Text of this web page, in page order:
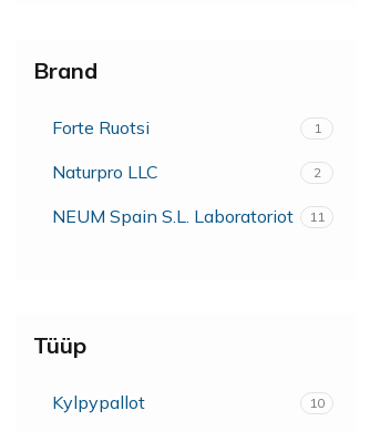
Brand
Forte Ruotsi 1
Naturpro LLC 2
NEUM Spain S.L. Laboratoriot 11
Tüüp
Kylpypallot 10